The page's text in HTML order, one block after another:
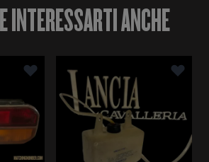
INTERESSARTI ANCHE
tra gli elementi del carosello
il carosello